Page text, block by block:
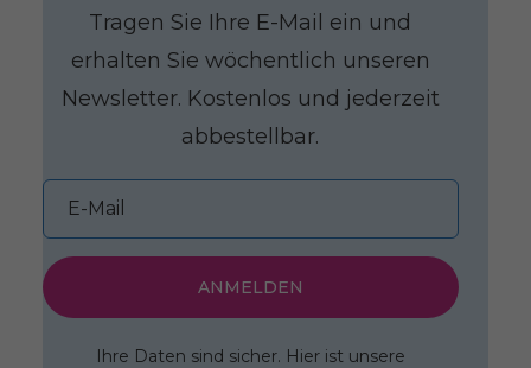
Tragen Sie Ihre E-Mail ein und
erhalten Sie wöchentlich unseren
Newsletter. Kostenlos und jederzeit
abbestellbar.
ANMELDEN
Ihre Daten sind sicher. Hier ist unsere